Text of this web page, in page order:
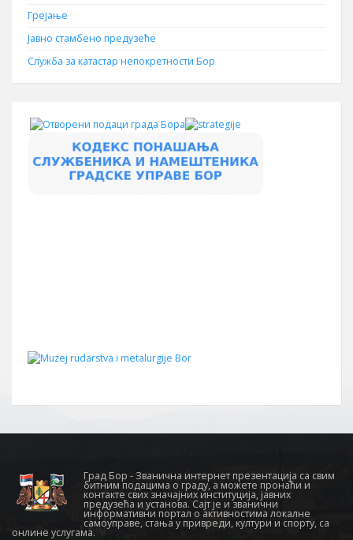
Грејање
Јавно стамбено предузеће
Служба за катастар непокретности Бор
Град Бор - Званична интернет презентација са свим
битним подацима о граду, а можете пронаћи и
контакте свих значајних институција, јавних
предузећа и установа. Сајт је и званични
информативни портал о активностима локалне
самоуправе, стања у привреди, култури и спорту, са
онлине услугама.